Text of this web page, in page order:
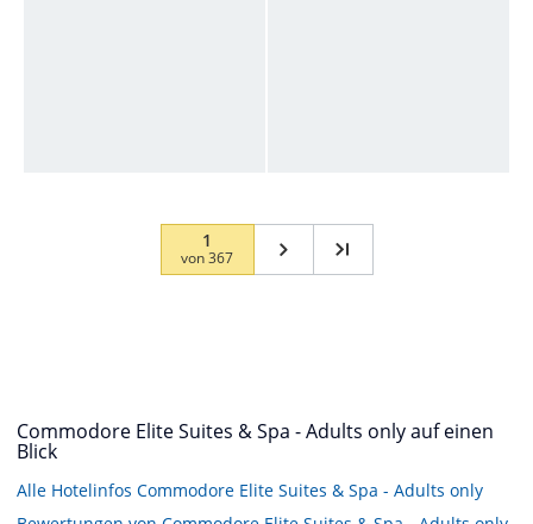
1
von367
Commodore Elite Suites & Spa - Adults only auf einen
Blick
Alle Hotelinfos Commodore Elite Suites & Spa - Adults only